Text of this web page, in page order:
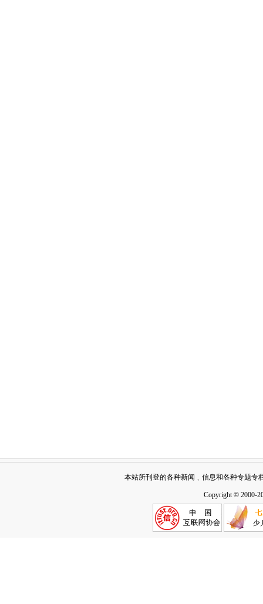
本站所刊登的各种新闻﹑信息和各种专题专
Copyright © 2000-